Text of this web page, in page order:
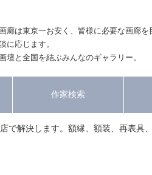
廊は東京一お安く、皆様に必要な画廊
に応じます。
壇と全国を結ぶみんなのギャラリー。
作家検索
で解決します。額縁、額装、再表具